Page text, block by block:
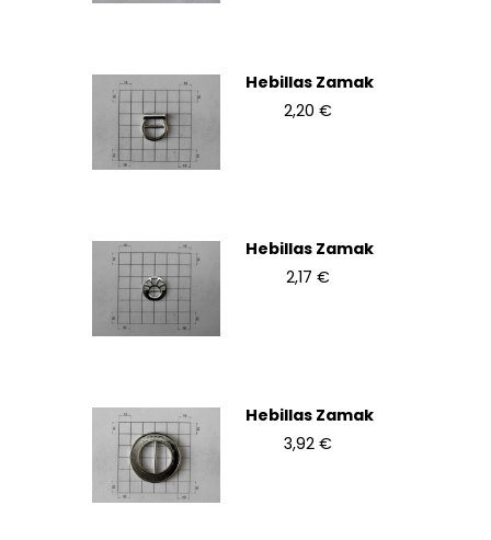
Hebillas Zamak
2,20 €
Hebillas Zamak
2,17 €
Hebillas Zamak
3,92 €